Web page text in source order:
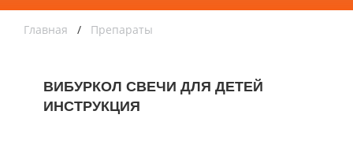
Главная / Препараты
ВИБУРКОЛ СВЕЧИ ДЛЯ ДЕТЕЙ
ИНСТРУКЦИЯ